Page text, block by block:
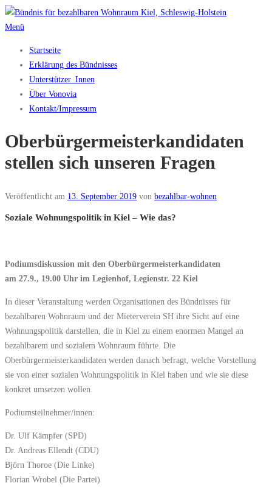
Zum
Inhalt
Menü
Startseite
Erklärung des Bündnisses
Unterstützer_Innen
Über Vonovia
Kontakt/Impressum
Oberbürgermeisterkandidaten
stellen sich unseren Fragen
Veröffentlicht am 13. September 2019 von bezahlbar-wohnen
Soziale Wohnungspolitik in Kiel – Wie das?
Podiumsdiskussion mit den Oberbürgermeisterkandidaten
am 27.9., 19.00 Uhr im Legienhof, Legienstr. 22 Kiel
In dieser Veranstaltung werden Organisationen des Bündnisses für
bezahlbaren Wohnraum und der Mieterverein SH ihre Sicht auf eine
Wohnungspolitik darstellen, die in Kiel zu einem enormen Mangel an
bezahlbarem und sozialem Wohnraum führte. Die
Oberbürgermeisterkandidaten werden danach befragt, welche Vorstellung
sie von einer sozialen Wohnungspolitik in Kiel haben und wie sie diese
konkret umsetzen wollen.
Podiumsteilnehmer/innen:
Dr. Ulf Kämpfer (SPD)
Dr. Andreas Ellendt (CDU)
Björn Thoroe (Die Linke)
Florian Wrobel (Die Partei)